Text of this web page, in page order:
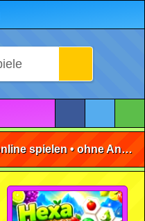
Gun Match Screw kostenlos online spielen • ohne Anmeldung 🕹️